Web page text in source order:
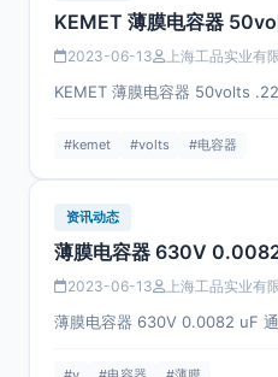
KEMET 薄膜电容器
2023-06-13 上海工品实业有
KEMET 薄膜电容器 50volts
#kemet #volts #电容器
资讯动态
薄膜电容器 630V
2023-06-13 上海工品实业有
薄膜电容器 630V 0.0082 uF